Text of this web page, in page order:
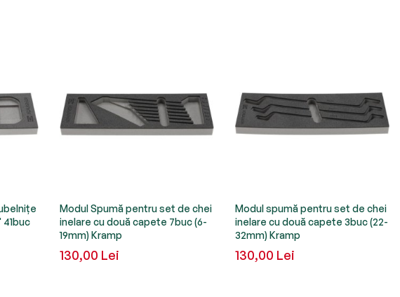
41buc
Modul Spumă pentru set de chei
inelare cu două capete 7buc (6-
19mm) Kramp
130,00 Lei
Modul spumă pentru set de chei
inelare cu două capete 3buc (22-
32mm) Kramp
130,00 Lei